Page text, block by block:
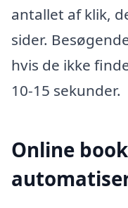
antallet af klik,
sider.
hvis de ikke
10-15 sekunder.
Online